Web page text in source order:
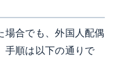
場合でも、外国人配偶
手順は以下の通りで